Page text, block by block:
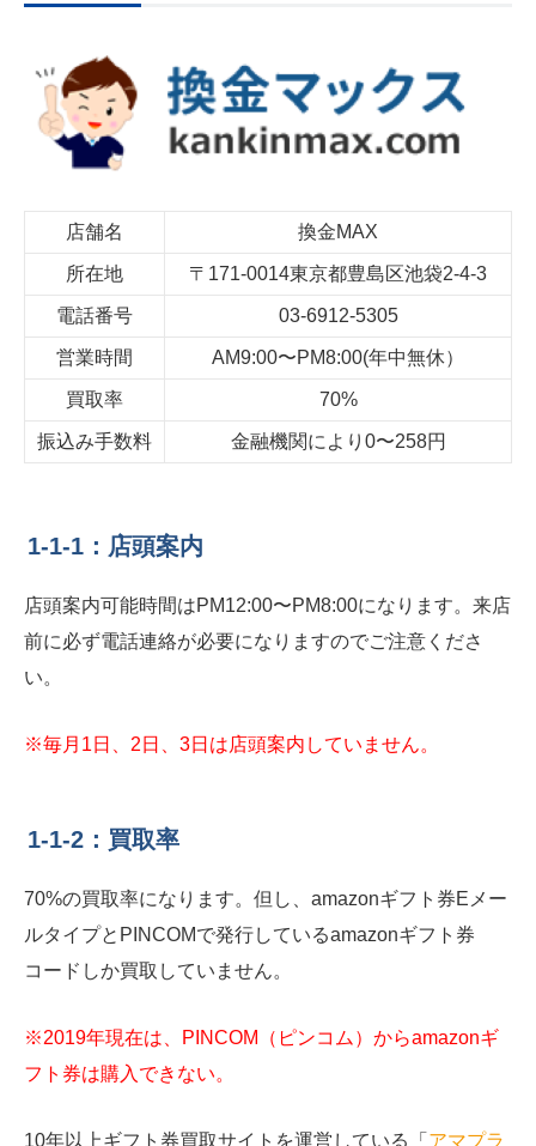
店舗名 換金MAX
所在地 〒 171-0014東京都豊島区池袋2-4-3
電話番号 03-6912-5305
営業時間 AM9:00〜PM8:00(年中無休）
買取率 70%
振込み手数料 金融機関により 0〜258円
1-1-1：店頭案内
店頭案内可能時間はPM12:00〜PM8:00になります。来店
前に必ず電話連絡が必要になりますのでご注意くださ
い。
※毎月1日、2日、3日は店頭案内していません。
1-1-2：買取率
70%の買取率になります。但し、amazonギフト券Eメー
ルタイプとPINCOMで発行しているamazonギフト券
コードしか買取していません。
※2019年現在は、PINCOM（ピンコム）からamazonギ
フト券は購入できない。
10年以上ギフト券買取サイトを運営している「 アマプラ